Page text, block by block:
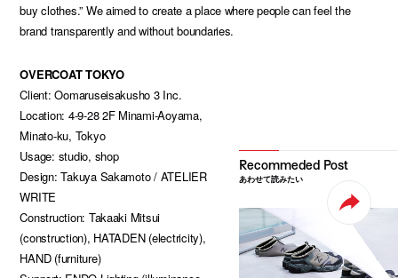
buy clothes.” We aimed to create a place where people can feel the
brand transparently and without boundaries.
OVERCOAT TOKYO
Client: Oomaruseisakusho 3 Inc.
Location: 4-9-28 2F Minami-Aoyama,
Minato-ku, Tokyo
Usage: studio, shop
Design: Takuya Sakamoto / ATELIER
WRITE
Construction: Takaaki Mitsui
(construction), HATADEN (electricity),
HAND (furniture)
あわせて読みたい